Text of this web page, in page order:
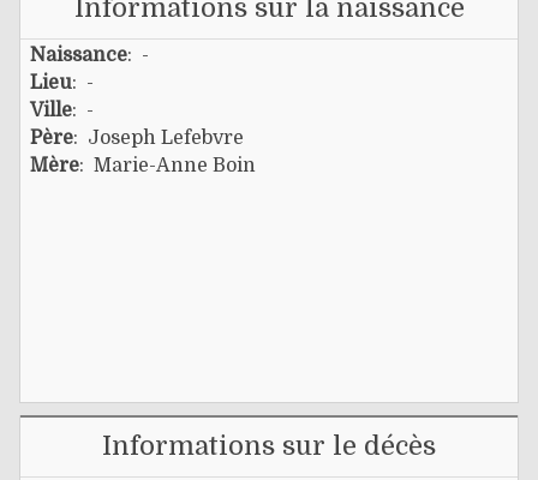
Informations sur la naissance
Naissance: -
Lieu: -
Ville: -
Père: Joseph Lefebvre
Mère: Marie-Anne Boin
Informations sur le décès